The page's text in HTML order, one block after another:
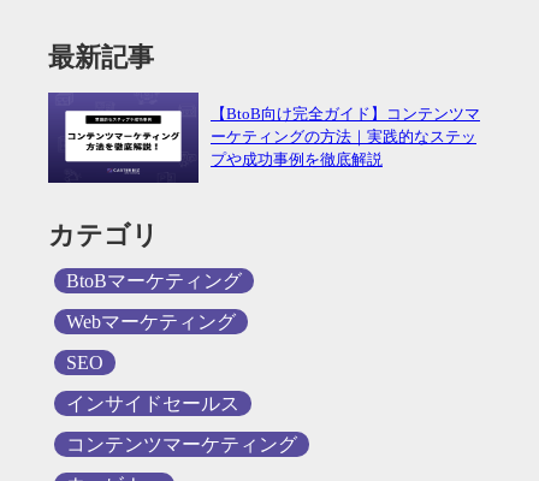
最新記事
【BtoB向け完全ガイド】コンテンツマ
ーケティングの方法｜実践的なステッ
プや成功事例を徹底解説
カテゴリ
BtoBマーケティング
Webマーケティング
SEO
インサイドセールス
コンテンツマーケティング